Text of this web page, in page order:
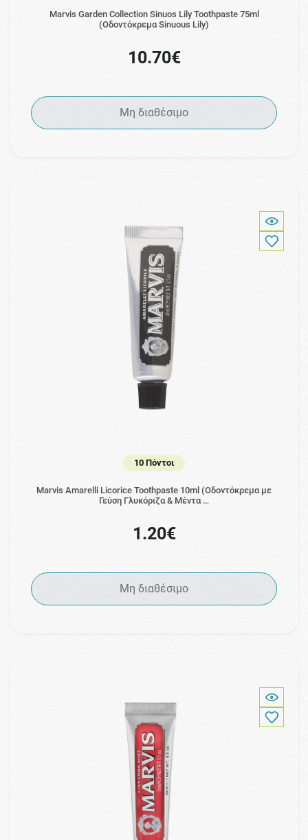
Marvis Garden Collection Sinuos Lily Toothpaste 75ml
(Οδοντόκρεμα Sinuous Lily)
10.70€
Μη διαθέσιμο
10 Πόντοι
Marvis Amarelli Licorice Toothpaste 10ml (Οδοντόκρεμα με
Γεύση Γλυκόριζα & Μέντα …
1.20€
Μη διαθέσιμο